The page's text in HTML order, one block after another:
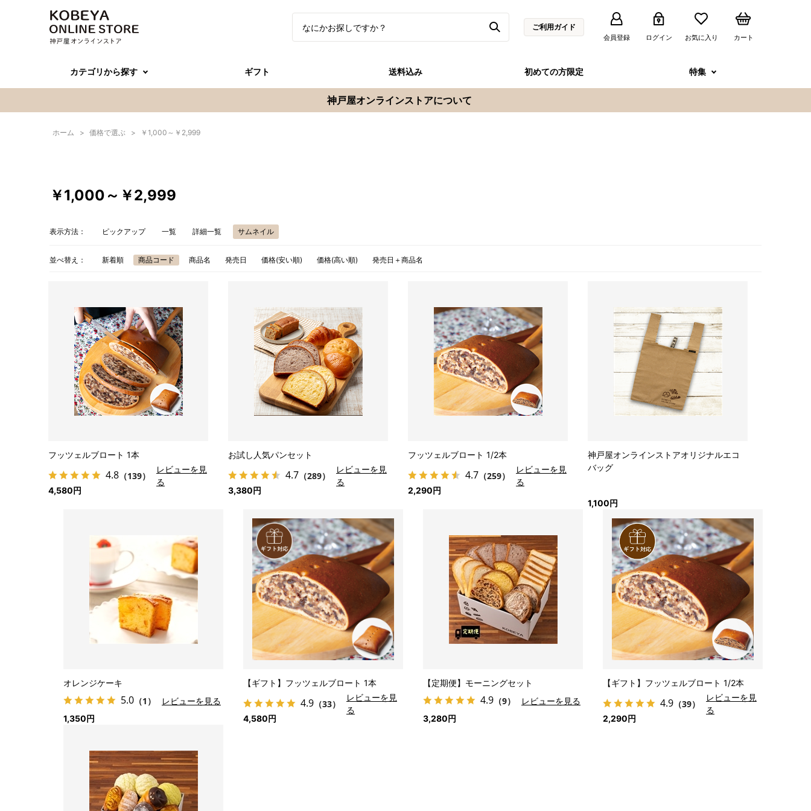
ご利用ガイド
会員登録 ログイン お気に入り カート
カテゴリから探す ギフト 送料込み 初めての方限定 特集
神戸屋オンラインストアについて
ホーム > 価格で選ぶ > ￥1,000～￥2,999
￥1,000～￥2,999
表示方法： ピックアップ 一覧 詳細一覧 サムネイル
並べ替え： 新着順 商品コード 商品名 発売日 価格(安い順) 価格(高い順) 発売日＋商品名
フッツェルブロート 1本
4.8 （139）
レビューを見
る
4,580円
お試し人気パンセット
4.7 （289）
レビューを見
る
3,380円
フッツェルブロート 1/2本
4.7 （259）
レビューを見
る
2,290円
神戸屋オンラインストアオリジナルエコ
バッグ
1,100円
オレンジケーキ
5.0 （1） レビューを見る
1,350円
【ギフト】フッツェルブロート 1本
4.9 （33）
レビューを見
る
4,580円
【定期便】モーニングセット
4.9 （9） レビューを見る
3,280円
【ギフト】フッツェルブロート 1/2本
4.9 （39）
レビューを見
る
2,290円